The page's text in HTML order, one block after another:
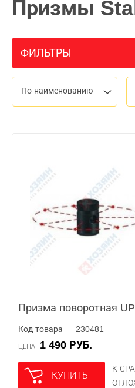
Призмы
ФИЛЬТРЫ
По наименованию
Призма поворотная
Код товара — 230481
ЦЕНА 1 490 РУБ.
КУПИТЬ
К